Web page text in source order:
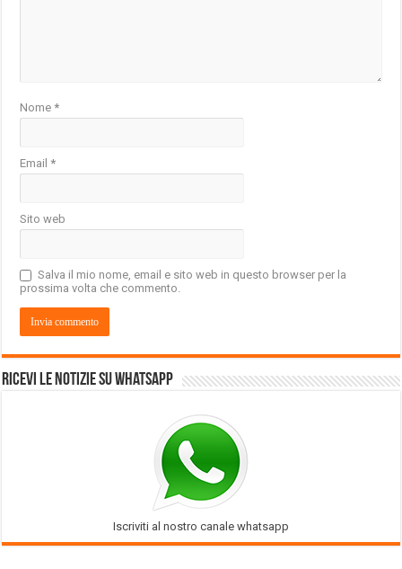
Nome*
Email*
Sito web
Salva il mio nome, email e sito web in questo browser per la
prossima volta che commento.
Ricevi le notizie su Whatsapp
Iscriviti al nostro canale whatsapp